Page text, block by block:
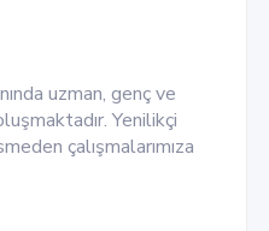
uzman, genç ve
Yenilikçi
çalışmalarımıza